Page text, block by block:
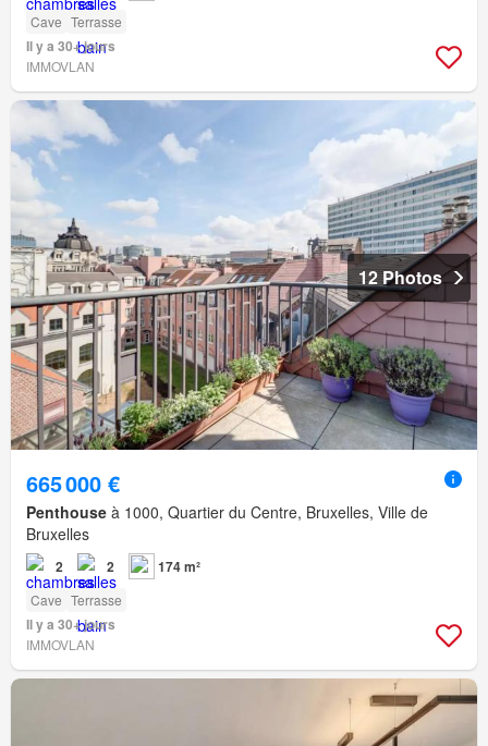
Cave Terrasse
Il y a 30+ jours
IMMOVLAN
12 Photos
665 000 €
Penthouse à 1000, Quartier du Centre, Bruxelles, Ville de
Bruxelles
2 2 174 m²
Cave Terrasse
Il y a 30+ jours
IMMOVLAN